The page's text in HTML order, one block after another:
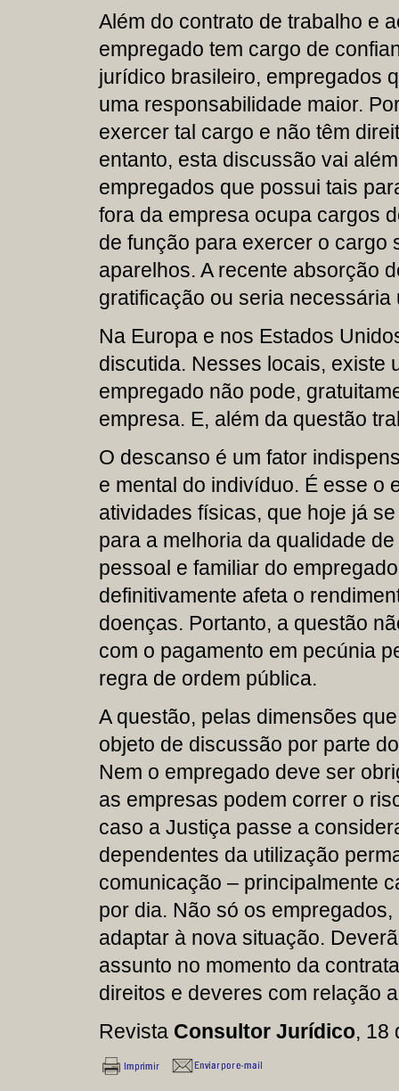
Além do contrato de trabalho e
empregado tem cargo de
jurídico brasileiro, empregados
uma responsabilidade maior.
exercer tal cargo e não têm
entanto, esta discussão vai
empregados que possui tais
fora da empresa ocupa cargos
de função para exercer o cargo
aparelhos. A recente absorção
gratificação ou seria
Na Europa e nos Estados
discutida. Nesses locais, existe
empregado não pode,
empresa. E, além da questão
O descanso é um fator
e mental do indivíduo. É esse
atividades físicas, que hoje já
para a melhoria da qualidade
pessoal e familiar do
definitivamente afeta o
doenças. Portanto, a questão
com o pagamento em pecúnia
regra de ordem pública.
A questão, pelas dimensões
objeto de discussão por parte
Nem o empregado deve ser
as empresas podem correr o
caso a Justiça passe a
dependentes da utilização
comunicação – principalmente
por dia. Não só os
adaptar à nova situação.
assunto no momento da
direitos e deveres com relação
Revista Consultor Jurídico, 18